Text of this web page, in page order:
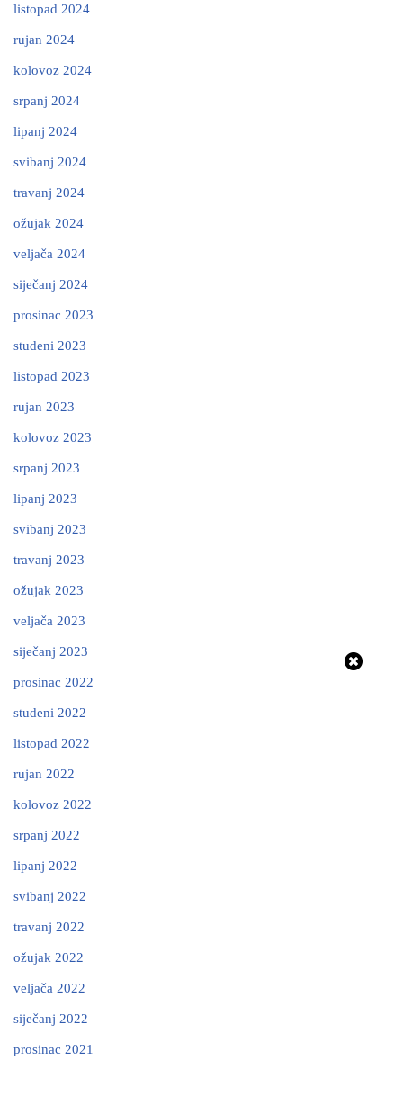
listopad 2024
rujan 2024
kolovoz 2024
srpanj 2024
lipanj 2024
svibanj 2024
travanj 2024
ožujak 2024
veljača 2024
siječanj 2024
prosinac 2023
studeni 2023
listopad 2023
rujan 2023
kolovoz 2023
srpanj 2023
lipanj 2023
svibanj 2023
travanj 2023
ožujak 2023
veljača 2023
siječanj 2023
prosinac 2022
studeni 2022
listopad 2022
rujan 2022
kolovoz 2022
srpanj 2022
lipanj 2022
svibanj 2022
travanj 2022
ožujak 2022
veljača 2022
siječanj 2022
prosinac 2021